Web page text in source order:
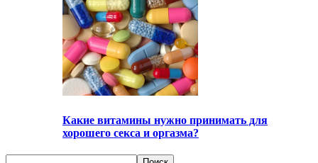
Какие витамины нужно принимать для
хорошего секса и оргазма?